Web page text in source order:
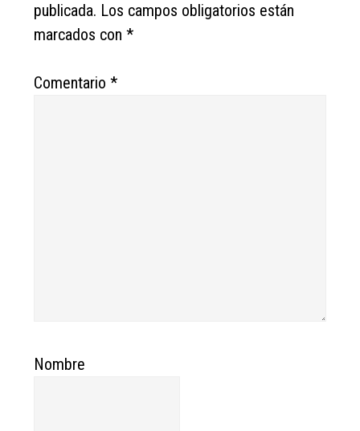
publicada. Los campos obligatorios están
marcados con*
Comentario*
Nombre